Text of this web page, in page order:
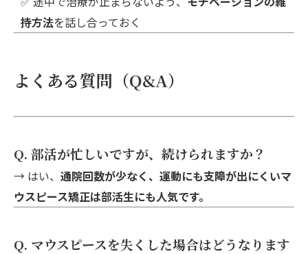
持方法を話し合っておく
よくある質問（Q&A）
Q. 部活が忙しいですが、続けられますか？
→ はい、 通院回数が少なく、運動にも支障が出にくいマ
ウスピース矯正は部活生にも人気です。
Q. マウスピースを失くした場合はどうなります